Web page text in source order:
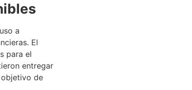
a
El
para el
entregar
de